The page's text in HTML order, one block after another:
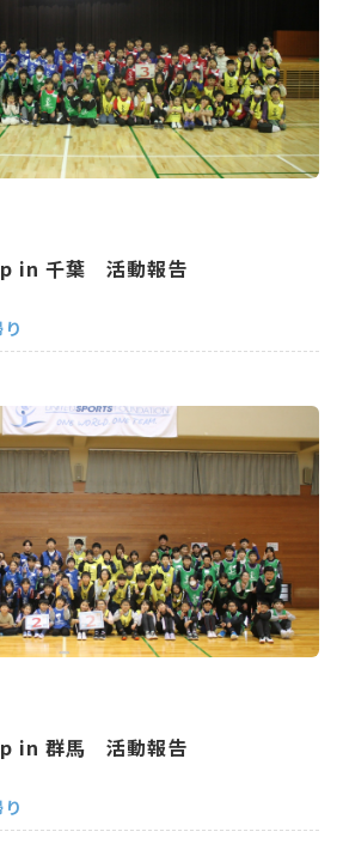
in 千葉 活動報告
in 群馬 活動報告